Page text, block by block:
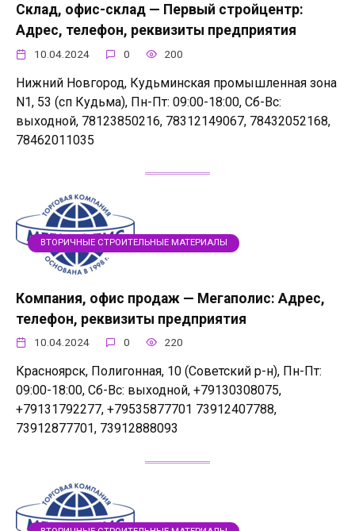
Склад, офис-склад — Первый стройцентр:
Адрес, телефон, реквизиты предприятия
10.04.2024 0 200
Нижний Новгород, Кудьминская промышленная зона
N1, 53 (сп Кудьма), Пн-Пт: 09:00-18:00, Сб-Вс:
выходной, 78123850216, 78312149067, 78432052168,
78462011035
ВТОРИЧНЫЕ СТРОИТЕЛЬНЫЕ МАТЕРИАЛЫ
Компания, офис продаж — Мегаполис: Адрес,
телефон, реквизиты предприятия
10.04.2024 0 220
Красноярск, Полигонная, 10 (Советский р-н), Пн-Пт:
09:00-18:00, Сб-Вс: выходной, +79130308075,
+79131792277, +79535877701 73912407788,
73912877701, 73912888093